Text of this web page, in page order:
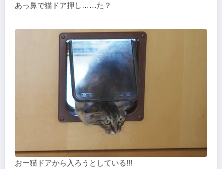
あっ鼻で猫ドア押し……た？
おー猫ドアから入ろうとしている!!!